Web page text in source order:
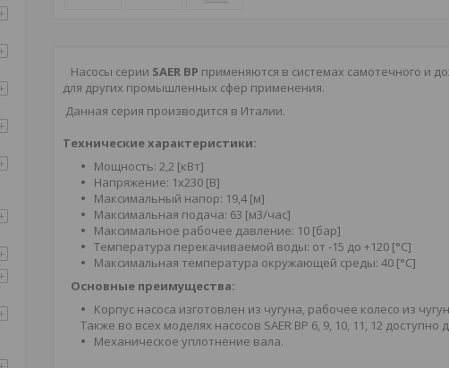
Насосы серии SAER BP применяются в системах самотечного и
для других промышленных сфер применения.
Данная серия производится в Италии.
Технические характеристики:
Мощность: 2,2 [кВт]
Напряжение: 1х230 [В]
Максимальный напор: 19,4 [м]
Максимальная подача: 63 [м3/час]
Максимальное рабочее давление: 10 [бар]
Температура перекачиваемой воды: от -15 до +120 [°С]
Максимальная температура окружающей среды: 40 [°С]
Основные преимущества:
Корпус насоса изготовлен из чугуна, рабочее колесо из
Также во всех моделях насосов SAER BP 6, 9, 10, 11, 12
Механическое уплотнение вала.